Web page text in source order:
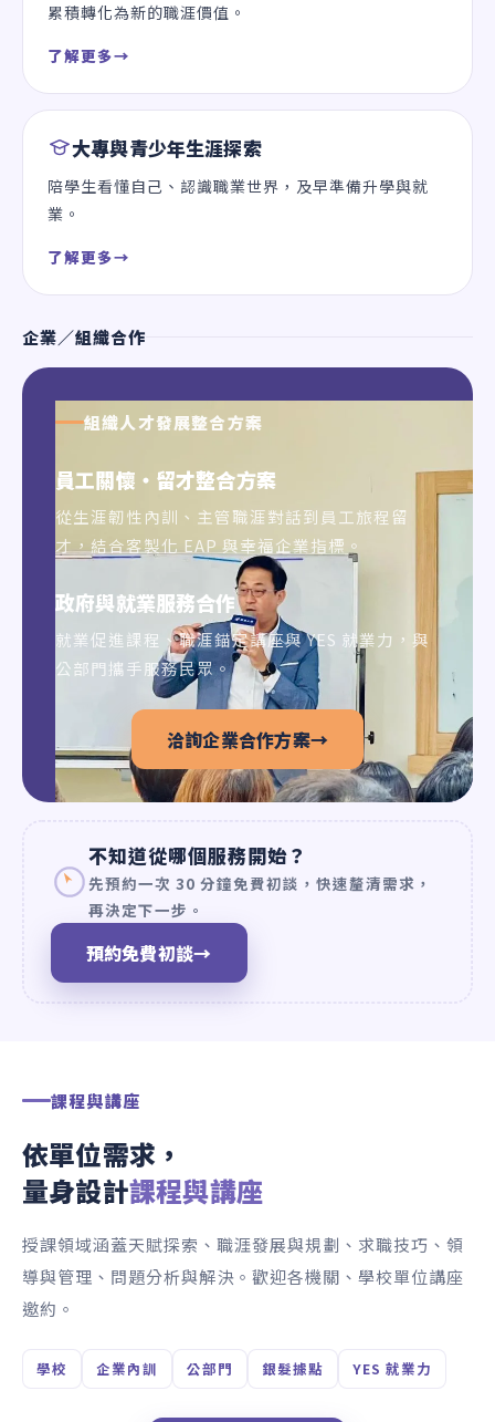
累積轉化為新的職涯價值。
了解更多→
大專與青少年生涯探索
陪學生看懂自己、認識職業世界，及早準備升學與就
業。
了解更多→
企業／組織合作
組織人才發展整合方案
員工關懷・留才整合方案
從生涯韌性內訓、主管職涯對話到員工旅程留
才，結合客製化 EAP 與幸福企業指標。
政府與就業服務合作
就業促進課程、職涯錨定講座與 YES 就業力，與
公部門攜手服務民眾。
洽詢企業合作方案→
不知道從哪個服務開始？
先預約一次 30 分鐘免費初談，快速釐清需求，
再決定下一步。
預約免費初談→
課程與講座
依單位需求，
量身設計課程與講座
授課領域涵蓋天賦探索、職涯發展與規劃、求職技巧、領
導與管理、問題分析與解決。歡迎各機關、學校單位講座
邀約。
學校 企業內訓 公部門 銀髮據點 YES 就業力